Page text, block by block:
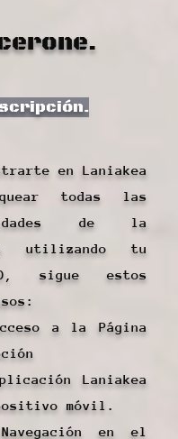
en Laniakea
todas las
de la
utilizando tu
sigue estos
a la Página
Laniakea
móvil.
en el